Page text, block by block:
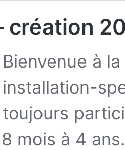
création
Bienvenue à
installation-
toujours
mois à 4